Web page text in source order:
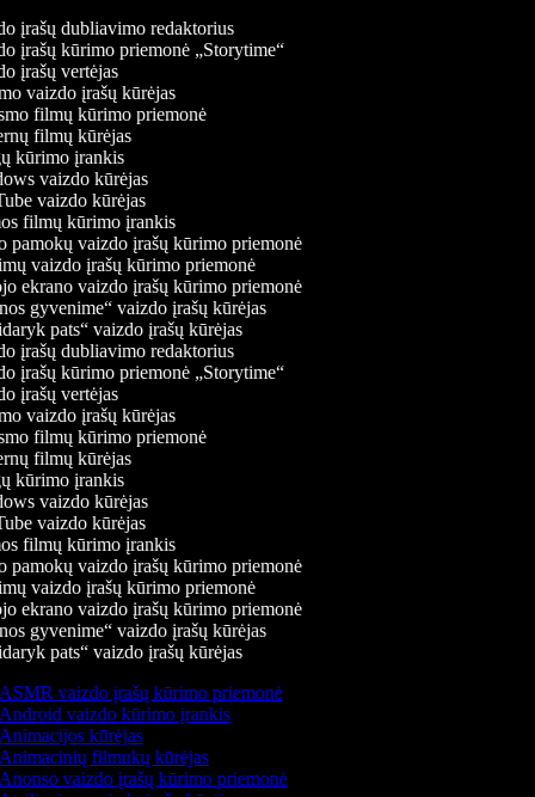
įrašų dubliavimo redaktorius
įrašų kūrimo priemonė „Storytime“
įrašų vertėjas
vaizdo įrašų kūrėjas
filmų kūrimo priemonė
filmų kūrėjas
kūrimo įrankis
vaizdo kūrėjas
vaizdo kūrėjas
filmų kūrimo įrankis
vaizdo įrašų kūrimo priemonė
vaizdo įrašų kūrimo priemonė
ekrano vaizdo įrašų kūrimo priemonė
gyvenime“ vaizdo įrašų kūrėjas
pats“ vaizdo įrašų kūrėjas
įrašų dubliavimo redaktorius
įrašų kūrimo priemonė „Storytime“
įrašų vertėjas
vaizdo įrašų kūrėjas
filmų kūrimo priemonė
filmų kūrėjas
kūrimo įrankis
vaizdo kūrėjas
vaizdo kūrėjas
filmų kūrimo įrankis
vaizdo įrašų kūrimo priemonė
vaizdo įrašų kūrimo priemonė
ekrano vaizdo įrašų kūrimo priemonė
gyvenime“ vaizdo įrašų kūrėjas
pats“ vaizdo įrašų kūrėjas
vaizdo įrašų kūrimo priemonė
vaizdo kūrimo įrankis
kūrėjas
filmukų kūrėjas
vaizdo įrašų kūrimo priemonė